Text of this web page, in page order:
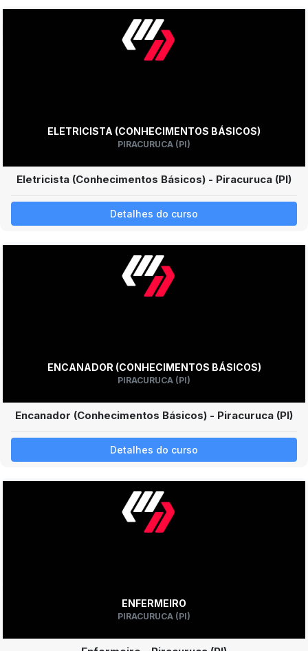
ELETRICISTA (CONHECIMENTOS BÁSICOS)
PIRACURUCA (PI)
Eletricista (Conhecimentos Básicos) - Piracuruca (PI)
Detalhes do curso
ENCANADOR (CONHECIMENTOS BÁSICOS)
PIRACURUCA (PI)
Encanador (Conhecimentos Básicos) - Piracuruca (PI)
Detalhes do curso
ENFERMEIRO
PIRACURUCA (PI)